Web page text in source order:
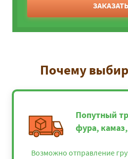
ЗАКАЗАТЬ
Почему
Попутный
фура,
Возможно отправление